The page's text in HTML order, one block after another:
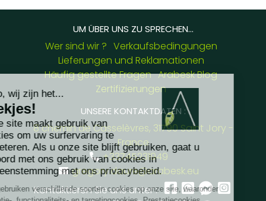
UM ÜBER UNS ZU SPRECHEN...
Wer sind wir ? Verkaufsbedingungen
Lieferungen und Reklamationen
Häufig gestellte Fragen Arabesk Blog
Zertifizierungen
UNSERE KONTAKTDATEN :
8 chemin de Casselèvres, 31790 Saint Jory -
France
+33745231949
gregory.daure@arabesk.eu
Kontaktieren Sie uns unter :